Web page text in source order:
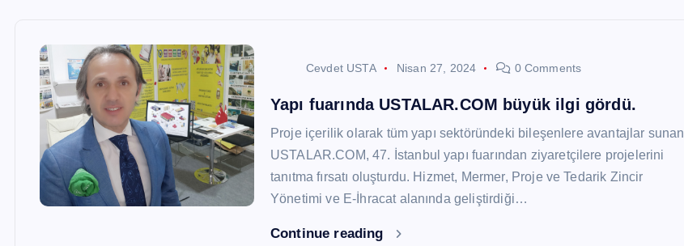
Cevdet USTA Nisan 27, 2024 0 Comments
Yapı fuarında USTALAR.COM büyük ilgi gördü.
Proje içerilik olarak tüm yapı sektöründeki bileşenlere avantajlar sunan
USTALAR.COM, 47. İstanbul yapı fuarından ziyaretçilere projelerini
tanıtma fırsatı oluşturdu. Hizmet, Mermer, Proje ve Tedarik Zincir
Yönetimi ve E-İhracat alanında geliştirdiği…
Continue reading